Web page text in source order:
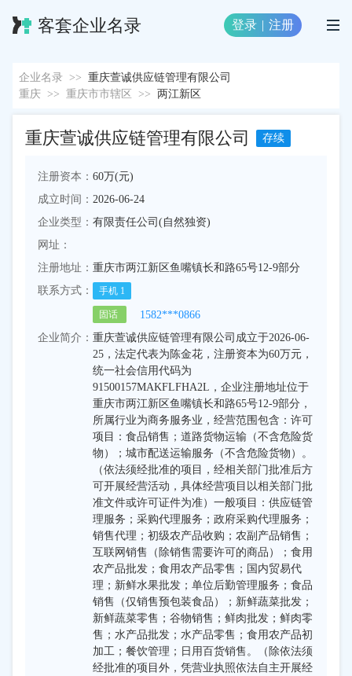
客套企业名录 登录 | 注册
企业名录 >> 重庆萱诚供应链管理有限公司
重庆 >> 重庆市市辖区 >> 两江新区
重庆萱诚供应链管理有限公司 存续
注册资本： 60万(元)
成立时间： 2026-06-24
企业类型： 有限责任公司(自然独资)
网址：
注册地址： 重庆市两江新区鱼嘴镇长和路65号12-9部分
联系方式：
手机 1
固话
1582***0866
企业简介： 重庆萱诚供应链管理有限公司成立于2026-06-
25，法定代表为陈金花，注册资本为60万元，
统一社会信用代码为
91500157MAKFLFHA2L，企业注册地址位于
重庆市两江新区鱼嘴镇长和路65号12-9部分，
所属行业为商务服务业，经营范围包含：许可
项目：食品销售；道路货物运输（不含危险货
物）；城市配送运输服务（不含危险货物）。
（依法须经批准的项目，经相关部门批准后方
可开展经营活动，具体经营项目以相关部门批
准文件或许可证件为准）一般项目：供应链管
理服务；采购代理服务；政府采购代理服务；
销售代理；初级农产品收购；农副产品销售；
互联网销售（除销售需要许可的商品）；食用
农产品批发；食用农产品零售；国内贸易代
理；新鲜水果批发；单位后勤管理服务；食品
销售（仅销售预包装食品）；新鲜蔬菜批发；
新鲜蔬菜零售；谷物销售；鲜肉批发；鲜肉零
售；水产品批发；水产品零售；食用农产品初
加工；餐饮管理；日用百货销售。（除依法须
经批准的项目外，凭营业执照依法自主开展经